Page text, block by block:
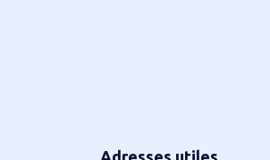
Adresses utiles